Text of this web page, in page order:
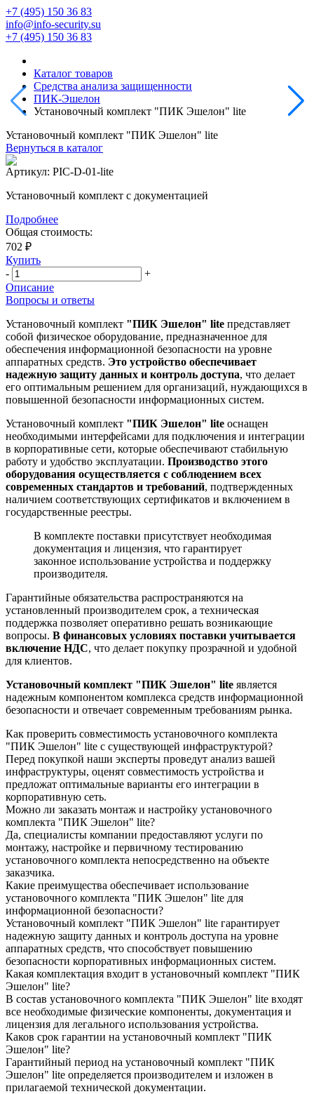
+7 (495) 150 36 83
info@info-security.su
+7 (495) 150 36 83
Каталог товаров
Средства анализа защищенности
ПИК-Эшелон
Установочный комплект "ПИК Эшелон" lite
Установочный комплект "ПИК Эшелон" lite
Вернуться в каталог
Артикул: PIC-D-01-lite
Установочный комплект с документацией
Подробнее
Общая стоимость:
702 ₽
Купить
-
+
Описание
Вопросы и ответы
Установочный комплект "ПИК Эшелон" lite представляет
собой физическое оборудование, предназначенное для
обеспечения информационной безопасности на уровне
аппаратных средств. Это устройство обеспечивает
надежную защиту данных и контроль доступа, что делает
его оптимальным решением для организаций, нуждающихся в
повышенной безопасности информационных систем.
Установочный комплект "ПИК Эшелон" lite оснащен
необходимыми интерфейсами для подключения и интеграции
в корпоративные сети, которые обеспечивают стабильную
работу и удобство эксплуатации. Производство этого
оборудования осуществляется с соблюдением всех
современных стандартов и требований, подтвержденных
наличием соответствующих сертификатов и включением в
государственные реестры.
В комплекте поставки присутствует необходимая
документация и лицензия, что гарантирует
законное использование устройства и поддержку
производителя.
Гарантийные обязательства распространяются на
установленный производителем срок, а техническая
поддержка позволяет оперативно решать возникающие
вопросы. В финансовых условиях поставки учитывается
включение НДС, что делает покупку прозрачной и удобной
для клиентов.
Установочный комплект "ПИК Эшелон" lite является
надежным компонентом комплекса средств информационной
безопасности и отвечает современным требованиям рынка.
Как проверить совместимость установочного комплекта
"ПИК Эшелон" lite с существующей инфраструктурой?
Перед покупкой наши эксперты проведут анализ вашей
инфраструктуры, оценят совместимость устройства и
предложат оптимальные варианты его интеграции в
корпоративную сеть.
Можно ли заказать монтаж и настройку установочного
комплекта "ПИК Эшелон" lite?
Да, специалисты компании предоставляют услуги по
монтажу, настройке и первичному тестированию
установочного комплекта непосредственно на объекте
заказчика.
Какие преимущества обеспечивает использование
установочного комплекта "ПИК Эшелон" lite для
информационной безопасности?
Установочный комплект "ПИК Эшелон" lite гарантирует
надежную защиту данных и контроль доступа на уровне
аппаратных средств, что способствует повышению
безопасности корпоративных информационных систем.
Какая комплектация входит в установочный комплект "ПИК
Эшелон" lite?
В состав установочного комплекта "ПИК Эшелон" lite входят
все необходимые физические компоненты, документация и
лицензия для легального использования устройства.
Каков срок гарантии на установочный комплект "ПИК
Эшелон" lite?
Гарантийный период на установочный комплект "ПИК
Эшелон" lite определяется производителем и изложен в
прилагаемой технической документации.